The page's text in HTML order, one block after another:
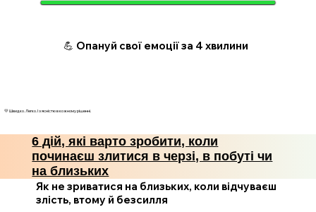
💪 Опануй свої емоції за 4 хвилини
💛 Швидко. Легко. І з ясністю в кожному рішенні.
6 дій, які варто зробити, коли
починаєш злитися в черзі, в побуті чи
на близьких
Як не зриватися на близьких, коли відчуваєш
злість, втому й безсилля